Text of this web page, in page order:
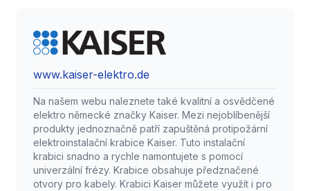
www.kaiser-elektro.de
Na našem webu naleznete také kvalitní a osvědčené
elektro německé značky Kaiser. Mezi nejoblíbenější
produkty jednoznačně patří zapuštěná protipožární
elektroinstalační krabice Kaiser. Tuto instalační
krabici snadno a rychle namontujete s pomocí
univerzální frézy. Krabice obsahuje předznačené
otvory pro kabely. Krabici Kaiser můžete využít i pro